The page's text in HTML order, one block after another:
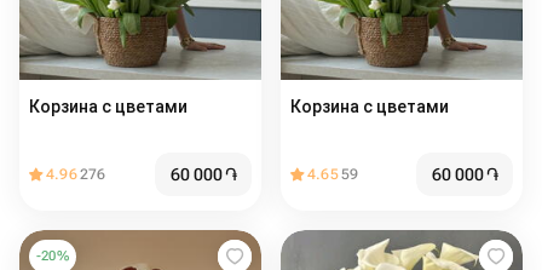
Корзина с цветами ️
4.96276 60 000֏
Корзина с цветами ️
4.6559 60 000֏
-20%